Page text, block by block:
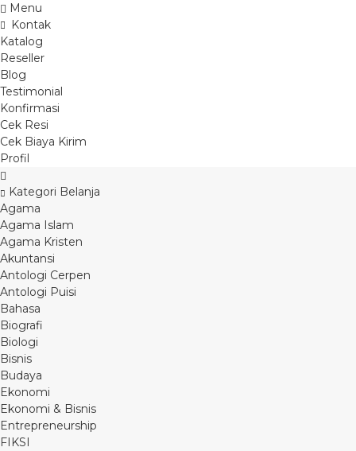
Menu
Kontak
Katalog
Reseller
Blog
Testimonial
Konfirmasi
Cek Resi
Cek Biaya Kirim
Profil
Kategori Belanja
Agama
Agama Islam
Agama Kristen
Akuntansi
Antologi Cerpen
Antologi Puisi
Bahasa
Biografi
Biologi
Bisnis
Budaya
Ekonomi
Ekonomi & Bisnis
Entrepreneurship
FIKSI